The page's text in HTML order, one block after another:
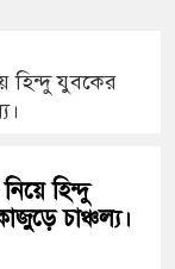
হিন্দু যুবকের
হিন্দু
চাঞ্চল্য।